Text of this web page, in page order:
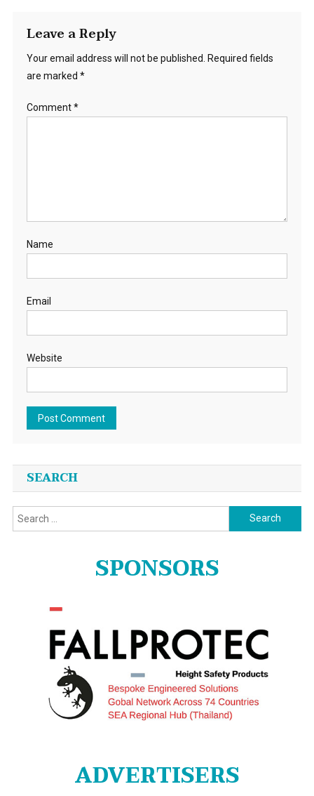
Leave a Reply
Your email address will not be published. Required fields
are marked *
Comment*
Name
Email
Website
SEARCH
Search
for:
SPONSORS
ADVERTISERS